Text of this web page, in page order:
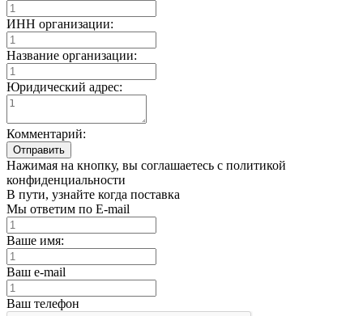
ИНН организации:
Название организации:
Юридический адрес:
Комментарий:
Отправить
Нажимая на кнопку, вы соглашаетесь с политикой
конфиденциальности
В пути, узнайте когда поставка
Мы ответим по E-mail
Ваше имя:
Ваш e-mail
Ваш телефон